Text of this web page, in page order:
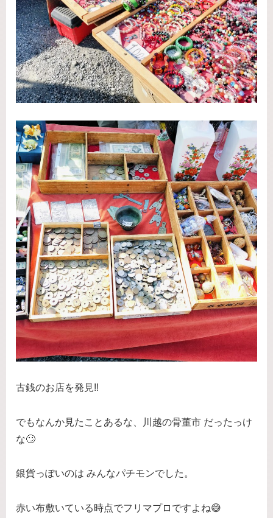
古銭のお店を発見‼️
でもなんか見たことあるな、川越の骨董市 だったっけ
な🙄
銀貨っぽいのは みんなパチモンでした。
赤い布敷いている時点でフリマプロですよね😅